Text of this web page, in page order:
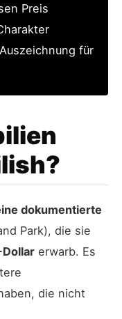
Preis
für
dokumentierte
Park), die sie
erwarb. Es
die nicht